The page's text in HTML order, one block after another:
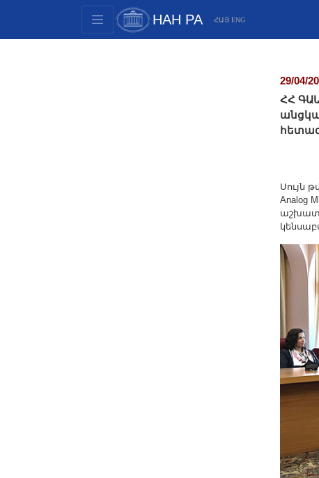
НАН РА ՀԱՅ ENG
29/04/
ՀՀ
Սույն
Analog